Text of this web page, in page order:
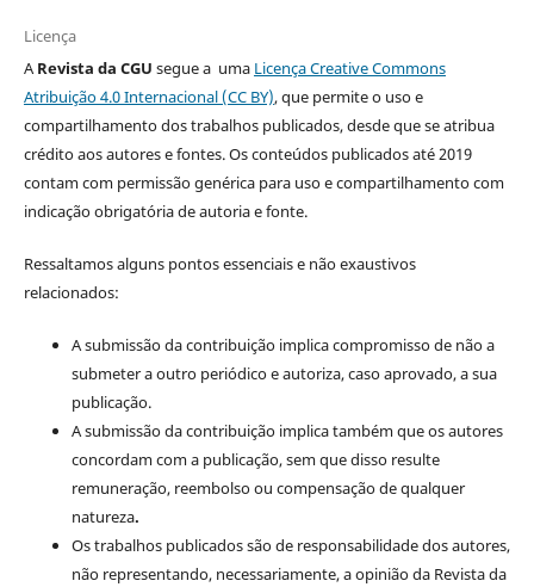
Licença
ARevista da CGU segue a uma Licença Creative Commons
Atribuição 4.0 Internacional (CC BY), que permite o uso e
compartilhamento dos trabalhos publicados, desde que se atribua
crédito aos autores e fontes. Os conteúdos publicados até 2019
contam com permissão genérica para uso e compartilhamento com
indicação obrigatória de autoria e fonte.
Ressaltamos alguns pontos essenciais e não exaustivos
relacionados:
A submissão da contribuição implica compromisso de não a
submeter a outro periódico e autoriza, caso aprovado, a sua
publicação.
A submissão da contribuição implica também que os autores
concordam com a publicação, sem que disso resulte
remuneração, reembolso ou compensação de qualquer
natureza.
Os trabalhos publicados são de responsabilidade dos autores,
não representando, necessariamente, a opinião da Revista da